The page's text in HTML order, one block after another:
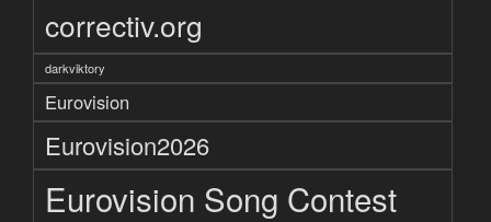
correctiv.org
darkviktory
Eurovision
Eurovision2026
Eurovision Song Contest